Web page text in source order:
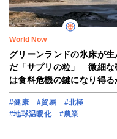
World Now
グリーンランドの氷床が生
だ「サプリの粒」 微細な
は食料危機の鍵になり得る
#健康 #貿易
#北極
#地球温暖化
#農業